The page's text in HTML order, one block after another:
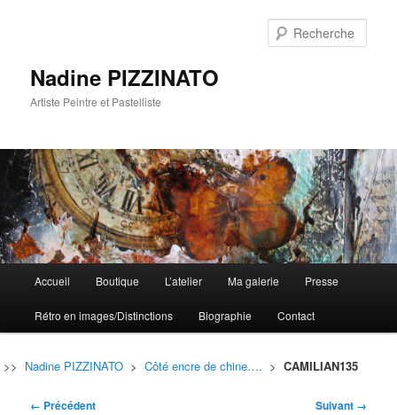
Nadine PIZZINATO
Artiste Peintre et Pastelliste
principal
Aller
au
contenu
principal
Aller
au
contenu
secondaire
Accueil Boutique L’atelier Ma galerie Presse
Rétro en images/Distinctions Biographie Contact
>> Nadine PIZZINATO > Côté encre de chine…. > CAMILIAN135
Navigation
← Précédent Suivant →